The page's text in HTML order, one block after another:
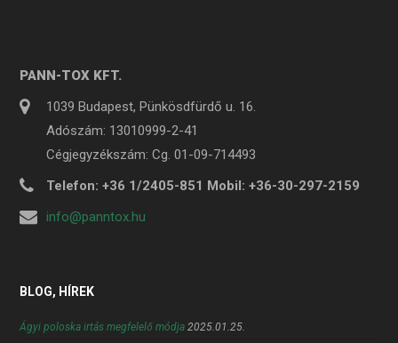
PANN-TOX KFT.
1039 Budapest, Pünkösdfürdő u. 16.
Adószám: 13010999-2-41
Cégjegyzékszám: Cg. 01-09-714493
Telefon: +36 1/2405-851 Mobil: +36-30-297-2159
info@panntox.hu
BLOG, HÍREK
Ágyi poloska irtás megfelelő módja 2025.01.25.